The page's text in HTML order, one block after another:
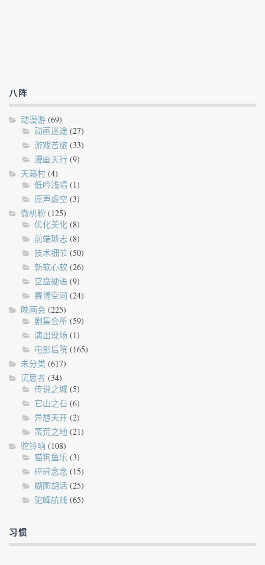
八阵
动漫游 (69)
动画迷途 (27)
游戏苦旅 (33)
漫画天行 (9)
天籁村 (4)
低吟浅唱 (1)
原声虚空 (3)
微机粉 (125)
优化美化 (8)
前端琐志 (8)
技术细节 (50)
新软心软 (26)
空盘硬语 (9)
赛博空间 (24)
映画会 (225)
剧集会所 (59)
演出现场 (1)
电影后院 (165)
未分类 (617)
沉思者 (34)
传说之城 (5)
它山之石 (6)
异想天开 (2)
蛮荒之地 (21)
驼铃响 (108)
猫狗鱼乐 (3)
碎碎念念 (15)
糊图胡话 (25)
驼峰航线 (65)
习惯